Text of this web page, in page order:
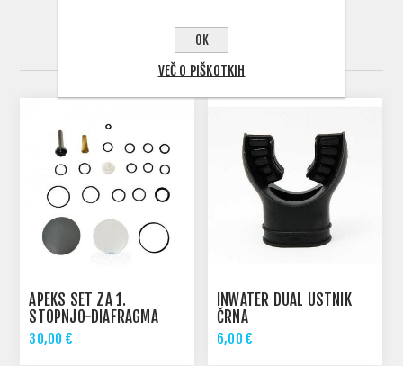
ODLIČNA DOPOLNITEV NAKUPA
APEKS SET ZA 1.
STOPNJO-DIAFRAGMA
30,00 €
INWATER DUAL USTNIK
ČRNA
6,00 €
OK
VEČ O PIŠKOTKIH